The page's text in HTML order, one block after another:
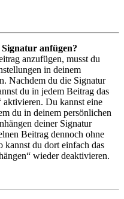
anfügen?
anzufügen, musst du
in deinem
Nachdem du die Signatur
du in jedem Beitrag das
aktivieren. Du kannst eine
du in deinem persönlichen
deiner Signatur
Beitrag dennoch ohne
kannst du dort einfach das
wieder deaktivieren.